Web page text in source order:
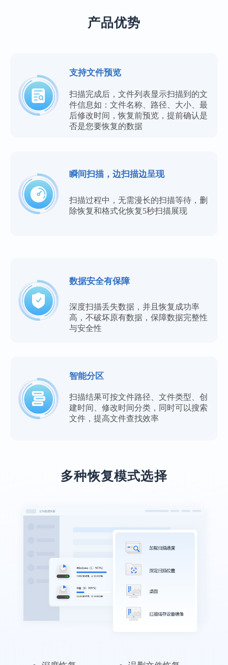
产品优势
支持文件预览
扫描完成后，文件列表显示扫描到的文
件信息如：文件名称、路径、大小、最
后修改时间，恢复前预览，提前确认是
否是您要恢复的数据
瞬间扫描，边扫描边呈现
扫描过程中，无需漫长的扫描等待，删
除恢复和格式化恢复5秒扫描展现
数据安全有保障
深度扫描丢失数据，并且恢复成功率
高，不破坏原有数据，保障数据完整性
与安全性
智能分区
扫描结果可按文件路径、文件类型、创
建时间、修改时间分类，同时可以搜索
文件，提高文件查找效率
多种恢复模式选择
业务服务很到位
本人上了年纪了，不太会操作，专业老师们
远程指导，最后也恢复回来了，十分感谢！